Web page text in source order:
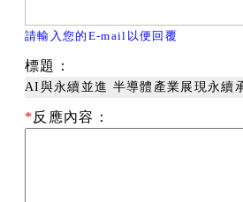
請輸入您的E-mail以便回覆
標題：
AI與永續並進 半導體產業展現永續
* 反應內容：